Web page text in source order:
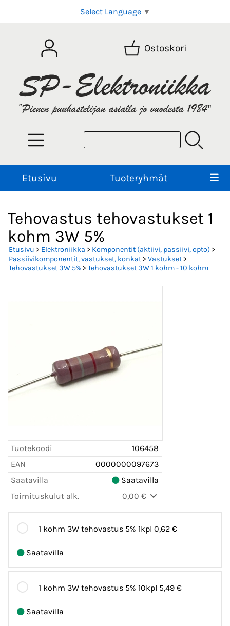
Select Language ▼
Ostoskori
Etusivu Tuoteryhmät
Tehovastus tehovastukset 1
kohm 3W 5%
Etusivu > Elektroniikka > Komponentit (aktiivi, passiivi, opto) >
Passiivikomponentit, vastukset, konkat> Vastukset>
Tehovastukset 3W 5%> Tehovastukset 3W 1 kohm - 10 kohm
Tuotekoodi
106458
EAN
0000000097673
Saatavilla
Saatavilla
Toimituskulut alk.
0,00 €
1 kohm 3W tehovastus 5% 1kpl 0,62 €
Saatavilla
1 kohm 3W tehovastus 5% 10kpl 5,49 €
Saatavilla